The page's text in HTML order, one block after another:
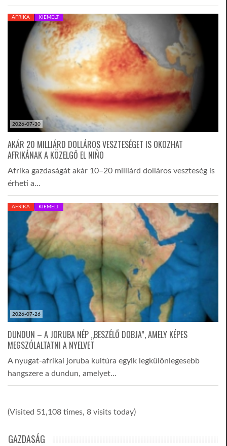
2026-07-30
AFRIKA KIEMELT
AKÁR 20 MILLIÁRD DOLLÁROS VESZTESÉGET IS OKOZHAT
AFRIKÁNAK A KÖZELGŐ EL NIÑO
Afrika gazdaságát akár 10–20 milliárd dolláros veszteség is
érheti a…
2026-07-26
AFRIKA KIEMELT
DUNDUN – A JORUBA NÉP „BESZÉLŐ DOBJA”, AMELY KÉPES
MEGSZÓLALTATNI A NYELVET
A nyugat-afrikai joruba kultúra egyik legkülönlegesebb
hangszere a dundun, amelyet…
(Visited 51,108 times, 8 visits today)
GAZDASÁG